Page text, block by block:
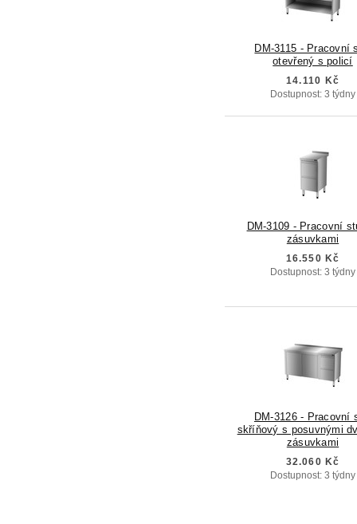
DM-3115 - Pracovní
otevřený s policí
14.110 Kč
Dostupnost: 3 týdny
DM-3109 - Pracovní
zásuvkami
16.550 Kč
Dostupnost: 3 týdny
DM-3126 - Pracovní
skříňový s posuvnými
zásuvkami
32.060 Kč
Dostupnost: 3 týdny